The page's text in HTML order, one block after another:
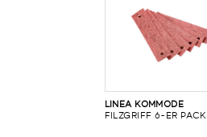
LINEA KOMMODE
FILZGRIFF 6-ER PACK